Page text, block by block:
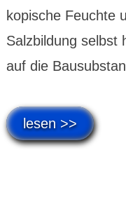
kopische Feuchte
Salzbil­dung selbst
auf die
lesen >>